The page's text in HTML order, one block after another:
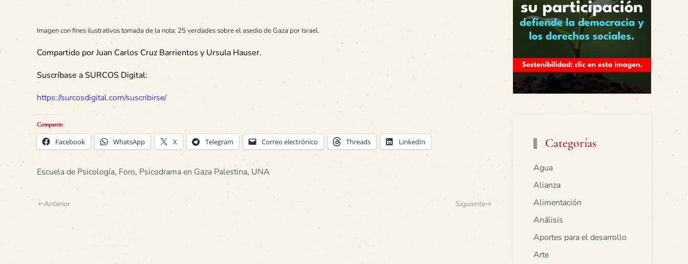
Imagen con fines ilustrativos tomada de la nota: 25 verdades sobre el asedio de Gaza por Israel.
Compartido por Juan Carlos Cruz Barrientos y Ursula Hauser.
Suscríbase a SURCOS Digital:
https://surcosdigital.com/suscribirse/
Compartir:
Facebook WhatsApp X Telegram Correo electrónico Threads LinkedIn
Escuela de Psicología, Foro, Psicodrama en Gaza Palestina, UNA
Anterior Siguiente
Categorías
Agua
Alianza
Alimentación
Análisis
Aportes para el desarrollo
Arte